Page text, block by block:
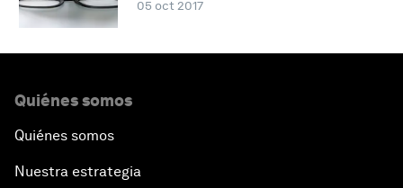
05 oct 2017
Quiénes somos
Quiénes somos
Nuestra estrategia